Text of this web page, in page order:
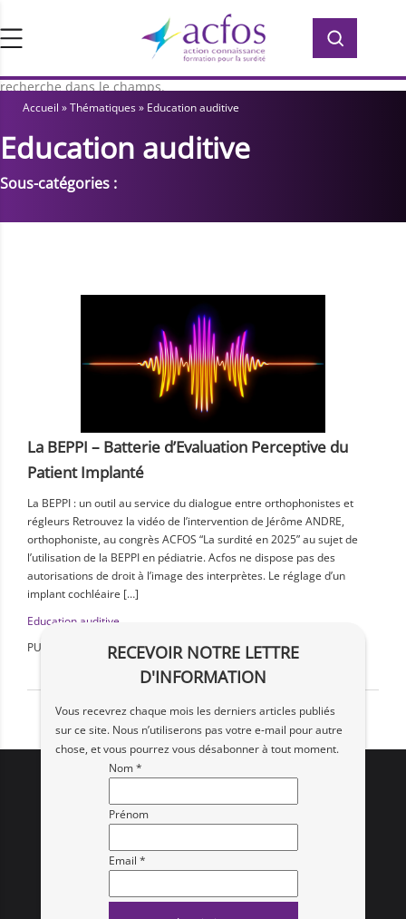
Rechercher :
d’ACFOS, qui contient plus de 400 PDF en
accès libre pour vous former ou vous
informer sur la surdité. Saisissez votre
recherche dans le champs.
Rechercher :
Accueil »Thématiques» Education auditive
Education auditive
Sous-catégories :
La BEPPI – Batterie d’Evaluation Perceptive du
Patient Implanté
La BEPPI : un outil au service du dialogue entre orthophonistes et
régleurs Retrouvez la vidéo de l’intervention de Jérôme ANDRE,
orthophoniste, au congrès ACFOS “La surdité en 2025” au sujet de
l’utilisation de la BEPPI en pédiatrie. Acfos ne dispose pas des
autorisations de droit à l’image des interprètes. Le réglage d’un
implant cochléaire […]
Education auditive
PUBLIÉ LE : 27 mars 2026RECEVOIR NOTRE LETTRE
D'INFORMATION
Vous recevrez chaque mois les derniers articles publiés
sur ce site. Nous n’utiliserons pas votre e‑mail pour autre
chose, et vous pourrez vous désabonner à tout moment.
Nom *
Prénom
Email *